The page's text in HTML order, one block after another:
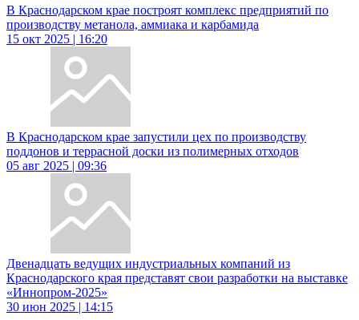
В Краснодарском крае построят комплекс предприятий по
производству метанола, аммиака и карбамида
15 окт 2025 | 16:20
В Краснодарском крае запустили цех по производству
поддонов и террасной доски из полимерных отходов
05 авг 2025 | 09:36
Двенадцать ведущих индустриальных компаний из
Краснодарского края представят свои разработки на выставке
«Иннопром-2025»
30 июн 2025 | 14:15